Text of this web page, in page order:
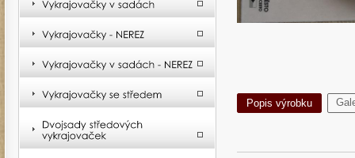
Popis výrobku